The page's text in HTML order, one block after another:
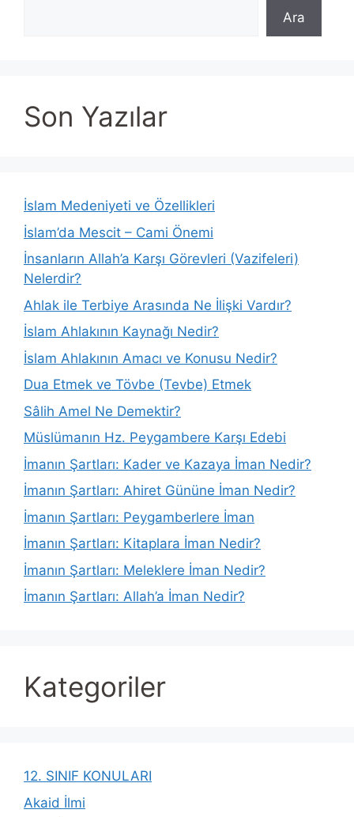
Ara
Son Yazılar
İslam Medeniyeti ve Özellikleri
İslam’da Mescit – Cami Önemi
İnsanların Allah’a Karşı Görevleri (Vazifeleri)
Nelerdir?
Ahlak ile Terbiye Arasında Ne İlişki Vardır?
İslam Ahlakının Kaynağı Nedir?
İslam Ahlakının Amacı ve Konusu Nedir?
Dua Etmek ve Tövbe (Tevbe) Etmek
Sâlih Amel Ne Demektir?
Müslümanın Hz. Peygambere Karşı Edebi
İmanın Şartları: Kader ve Kazaya İman Nedir?
İmanın Şartları: Ahiret Gününe İman Nedir?
İmanın Şartları: Peygamberlere İman
İmanın Şartları: Kitaplara İman Nedir?
İmanın Şartları: Meleklere İman Nedir?
İmanın Şartları: Allah’a İman Nedir?
Kategoriler
12. SINIF KONULARI
Akaid İlmi